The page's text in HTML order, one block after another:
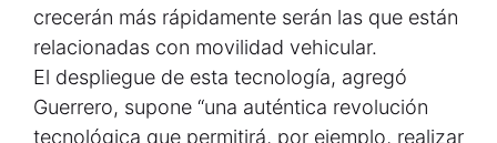
crecerán más rápidamente serán las que están
relacionadas con movilidad vehicular.
El despliegue de esta tecnología, agregó
Guerrero, supone “una auténtica revolución
tecnológica que permitirá, por ejemplo, realizar